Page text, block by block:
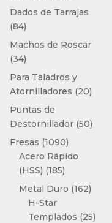
productos
Dados de Tarrajas
8484
productos
Machos de Roscar
3434
productos
Para Taladros y
Atornilladores
2020
Puntas de
Destornillador 5050
Fresas 10901090
productos
Acero Rápido
(HSS) 185185
productos
Metal Duro 162162
H-Star
Templados
2525